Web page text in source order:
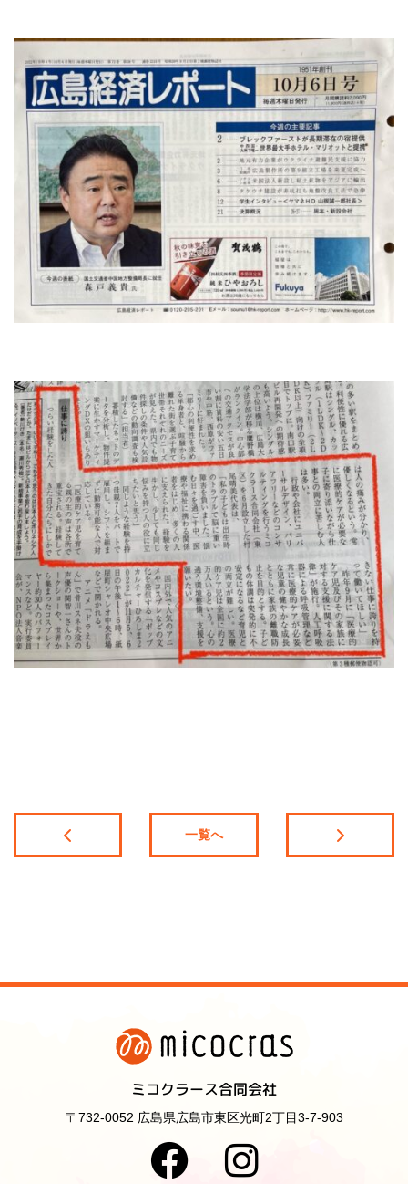
一覧へ
ミコクラース合同会社
〒732-0052 広島県広島市東区光町2丁目3-7-903